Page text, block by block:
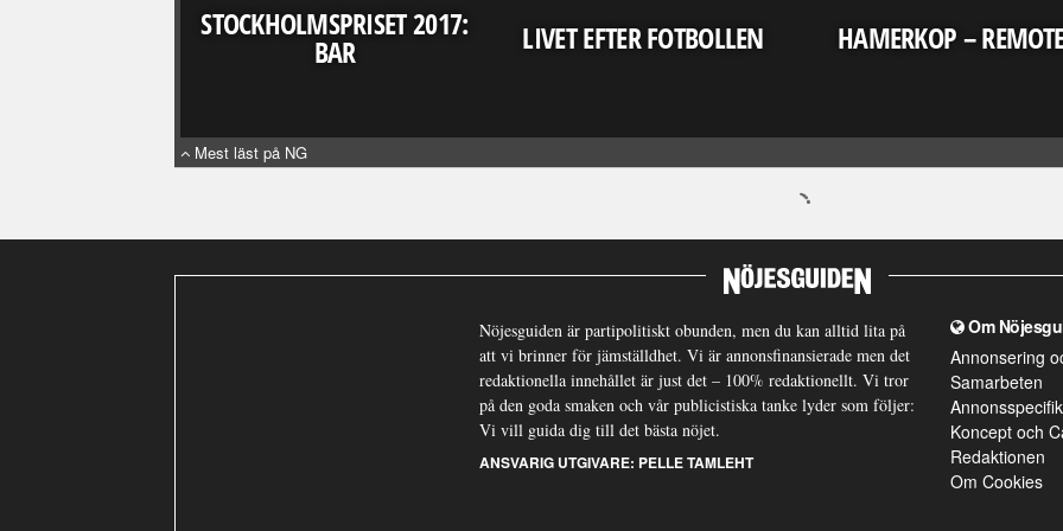
STOCKHOLMSPRISET 2017:
BAR LIVET EFTER FOTBOLLEN HAMERKOP –
Mest läst på NG
Nöjesguiden är partipolitiskt obunden, men du kan alltid lita på
att vi brinner för jämställdhet. Vi är annonsfinansierade men det
redaktionella innehållet är just det – 100% redaktionellt. Vi tror
på den goda smaken och vår publicistiska tanke lyder som följer:
Vi vill guida dig till det bästa nöjet.
ANSVARIG UTGIVARE: PELLE TAMLEHT
Om
Annonsering
Samarbeten
Koncept och
Redaktionen
Om Cookies